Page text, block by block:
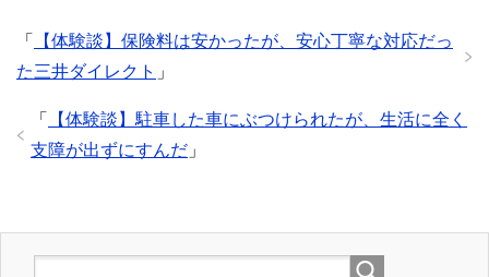
「
【体験談】保険料は安かったが、安心丁寧な対応だっ
た三井ダイレクト 」
「
【体験談】駐車した車にぶつけられたが、生活に全く
支障が出ずにすんだ 」